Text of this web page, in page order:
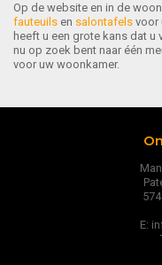
Op de website en in de
fauteuils en salontafels voor
heeft u een grote kans dat u
nu op zoek bent naar één
voor uw woonkamer.
E: